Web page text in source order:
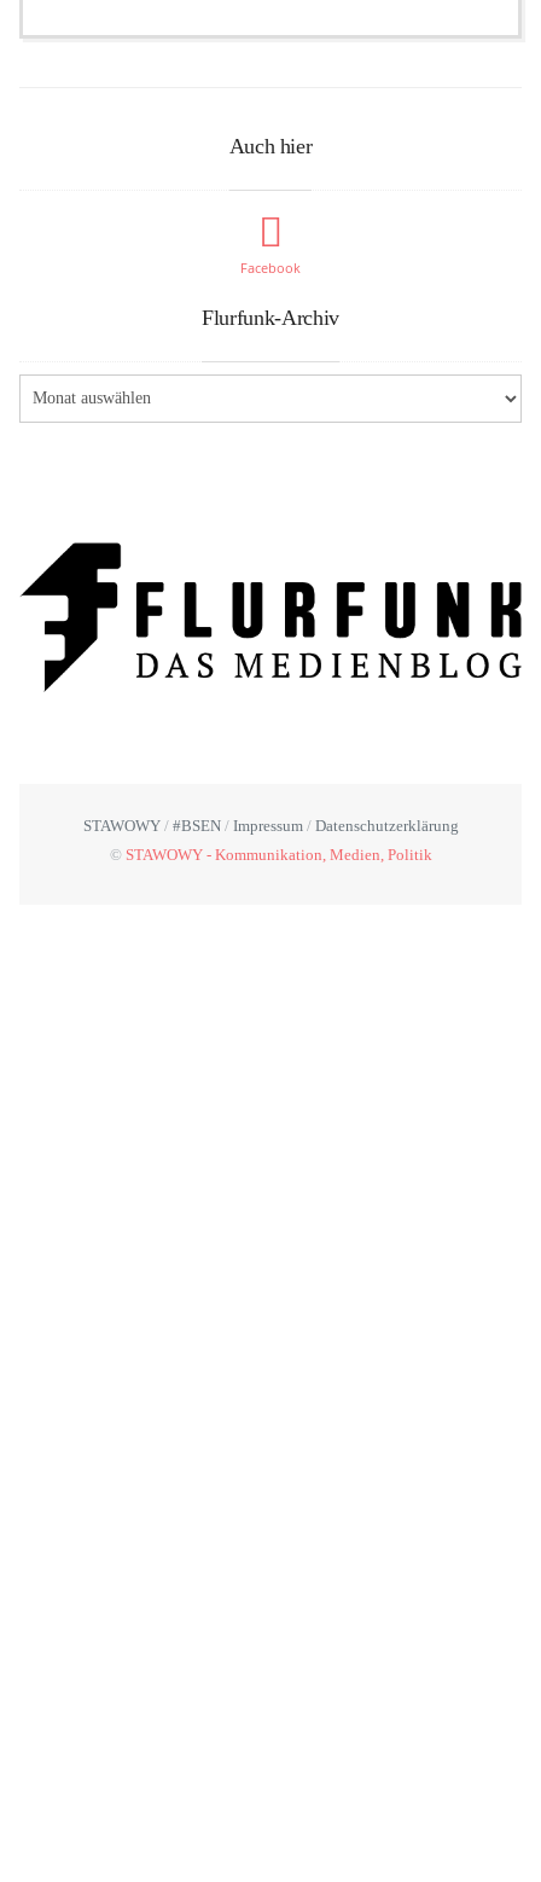
Auch hier
Facebook
Flurfunk-Archiv
STAWOWY #BSEN Impressum
Datenschutzerklärung
© STAWOWY - Kommunikation, Medien, Politik